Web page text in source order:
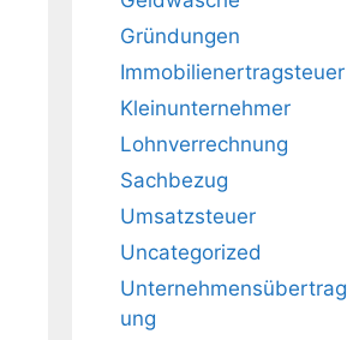
Gründungen
Immobilienertragsteuer
Kleinunternehmer
Lohnverrechnung
Sachbezug
Umsatzsteuer
Uncategorized
Unternehmensübertrag
ung